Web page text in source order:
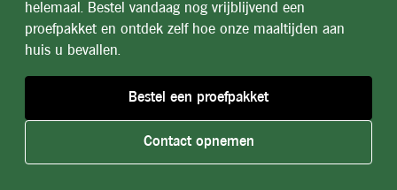
helemaal. Bestel vandaag nog vrijblijvend een
proefpakket en ontdek zelf hoe onze maaltijden aan
huis u bevallen.
Bestel een proefpakket
Contact opnemen